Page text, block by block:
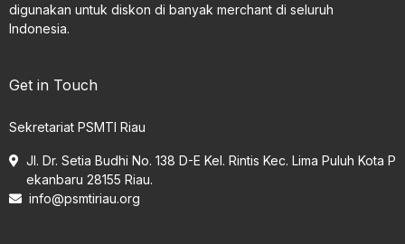
digunakan untuk diskon di banyak merchant di seluruh
Indonesia.
Get in Touch
Sekretariat PSMTI Riau
Jl. Dr. Setia Budhi No. 138 D-E Kel. Rintis Kec. Lima Puluh Kota P
ekanbaru 28155 Riau.
info@psmtiriau.org